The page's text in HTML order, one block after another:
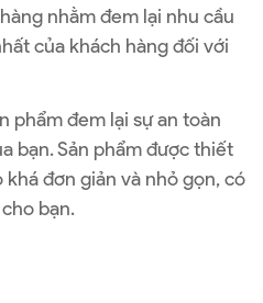
nhằm đem lại nhu cầu
của khách hàng đối với
phẩm đem lại sự an toàn
bạn. Sản phẩm được thiết
đơn giản và nhỏ gọn, có
bạn.